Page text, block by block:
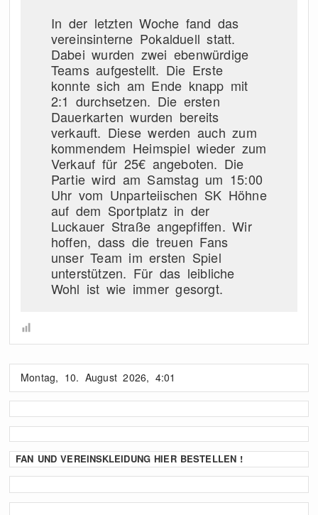
In der letzten Woche fand das
vereinsinterne Pokalduell statt.
Dabei wurden zwei ebenwürdige
Teams aufgestellt. Die Erste
konnte sich am Ende knapp mit
2:1 durchsetzen. Die ersten
Dauerkarten wurden bereits
verkauft. Diese werden auch zum
kommendem Heimspiel wieder zum
Verkauf für 25€ angeboten. Die
Partie wird am Samstag um 15:00
Uhr vom Unparteiischen SK Höhne
auf dem Sportplatz in der
Luckauer Straße angepfiffen. Wir
hoffen, dass die treuen Fans
unser Team im ersten Spiel
unterstützen. Für das leibliche
Wohl ist wie immer gesorgt.
Montag, 10. August 2026, 4:01
FAN UND VEREINSKLEIDUNG HIER BESTELLEN !